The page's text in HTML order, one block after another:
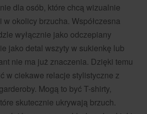
dla osób, które chcą wizualnie
okolicy brzucha. Współczesna
wyłącznie jako odczepiany
jako detal wszyty w sukienkę lub
nie ma już znaczenia. Dzięki temu
w ciekawe relacje stylistyczne z
Mogą to być T-shirty,
skutecznie ukrywają brzuch.